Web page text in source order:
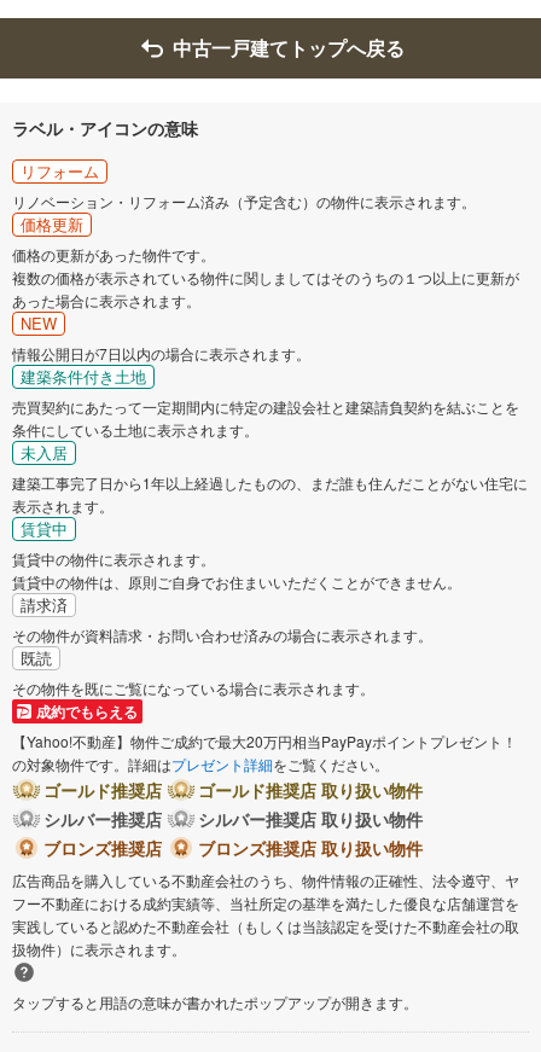
中古一戸建てトップへ戻る
ラベル・アイコンの意味
リフォーム
リノベーション・リフォーム済み（予定含む）の物件に表示されます。
価格更新
価格の更新があった物件です。
複数の価格が表示されている物件に関しましてはそのうちの１つ以上に更新が
あった場合に表示されます。
NEW
情報公開日が7日以内の場合に表示されます。
建築条件付き土地
売買契約にあたって一定期間内に特定の建設会社と建築請負契約を結ぶことを
条件にしている土地に表示されます。
未入居
建築工事完了日から1年以上経過したものの、まだ誰も住んだことがない住宅に
表示されます。
賃貸中
賃貸中の物件に表示されます。
賃貸中の物件は、原則ご自身でお住まいいただくことができません。
請求済
その物件が資料請求・お問い合わせ済みの場合に表示されます。
既読
その物件を既にご覧になっている場合に表示されます。
成約でもらえる
【Yahoo!不動産】物件ご成約で最大20万円相当PayPayポイントプレゼント！
の対象物件です。詳細はプレゼント詳細をご覧ください。
ゴールド推奨店
ゴールド推奨店 取り扱い物件
シルバー推奨店
シルバー推奨店 取り扱い物件
ブロンズ推奨店
ブロンズ推奨店 取り扱い物件
広告商品を購入している不動産会社のうち、物件情報の正確性、法令遵守、ヤ
フー不動産における成約実績等、当社所定の基準を満たした優良な店舗運営を
実践していると認めた不動産会社（もしくは当該認定を受けた不動産会社の取
扱物件）に表示されます。
タップすると用語の意味が書かれたポップアップが開きます。